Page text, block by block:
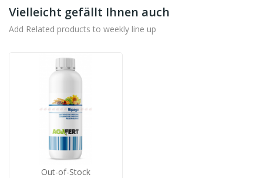
Vielleicht gefällt Ihnen auch
Add Related products to weekly line up
Out-of-Stock